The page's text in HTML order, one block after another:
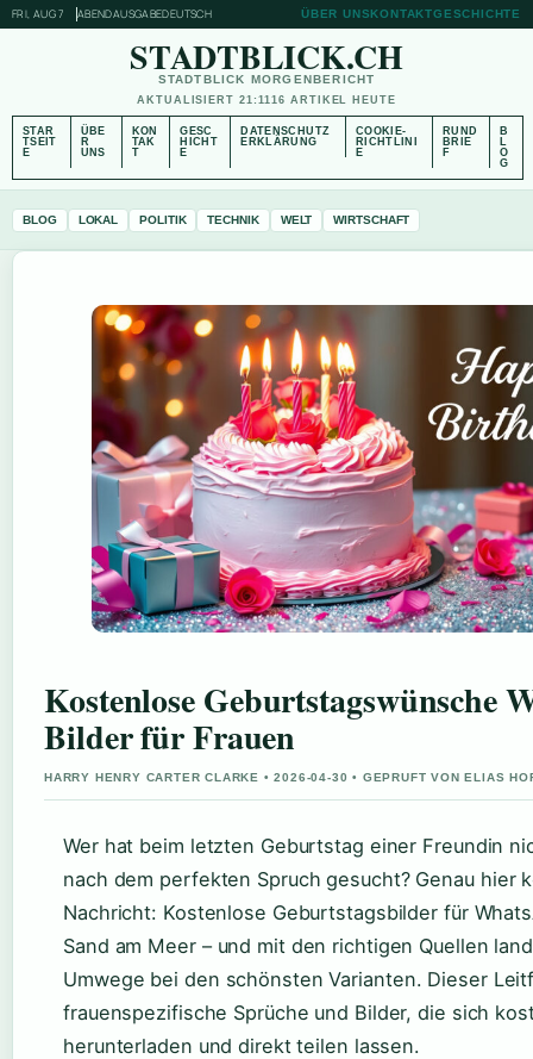
FRI, AUG 7 ABENDAUSGABEDEUTSCH ÜBER UNSKONTAKTGESCHICHTE
STADTBLICK.CH
STADTBLICK MORGENBERICHT
AKTUALISIERT 21:1116 ARTIKEL HEUTE
STAR
TSEIT
E
ÜBE
R
UNS
KON
TAK
T
GESC
HICHT
E
DATENSCHUTZ
ERKLÄRUNG
COOKIE-
RICHTLINI
E
RUND
BRIE
F
B
L
O
G
BLOG LOKAL POLITIK TECHNIK WELT WIRTSCHAFT
Kostenlose Geburtstagswünsche
Bilder für Frauen
HARRY HENRY CARTER CLARKE • 2026-04-30 • GEPRUFT VON ELIAS
Wer hat beim letzten Geburtstag einer Freundin
nach dem perfekten Spruch gesucht? Genau hier
Nachricht: Kostenlose Geburtstagsbilder für
Sand am Meer – und mit den richtigen Quellen
Umwege bei den schönsten Varianten. Dieser
frauenspezifische Sprüche und Bilder, die sich
herunterladen und direkt teilen lassen.